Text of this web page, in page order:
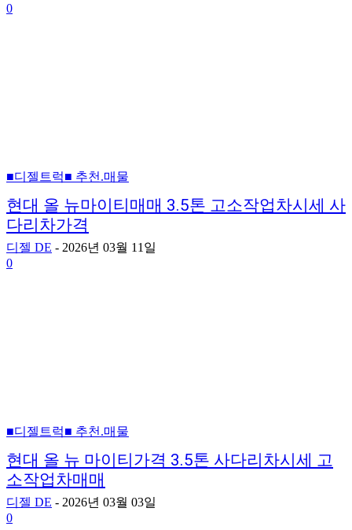
0
■디젤트럭■ 추천.매물
현대 올 뉴마이티매매 3.5톤 고소작업차시세 사
다리차가격
디젤 DE - 2026년 03월 11일
0
■디젤트럭■ 추천.매물
현대 올 뉴 마이티가격 3.5톤 사다리차시세 고
소작업차매매
디젤 DE - 2026년 03월 03일
0